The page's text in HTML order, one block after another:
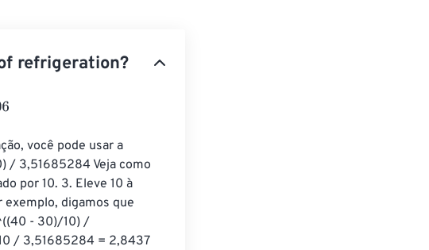
refrigeration?
você pode usar a
/ 3,51685284 Veja como
por 10. 3. Eleve 10 à
digamos que
- 30)/10) /
/ 3,51685284 = 2,8437